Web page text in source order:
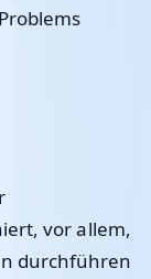
vor allem,
durchführen